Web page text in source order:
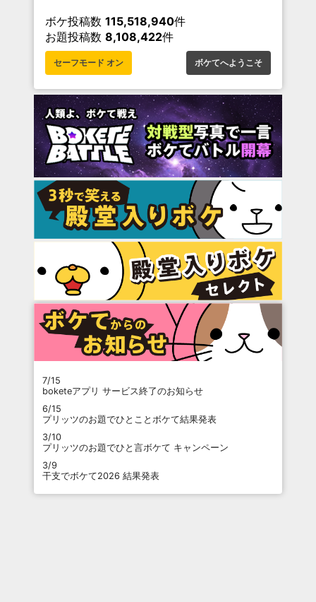
ボケ投稿数 115,518,940件
お題投稿数 8,108,422件
セーフモード オン ボケてへようこそ
7/15
boketeアプリ サービス終了のお知らせ
6/15
プリッツのお題でひとことボケて結果発表
3/10
プリッツのお題でひと言ボケて キャンペーン
3/9
干支でボケて2026 結果発表